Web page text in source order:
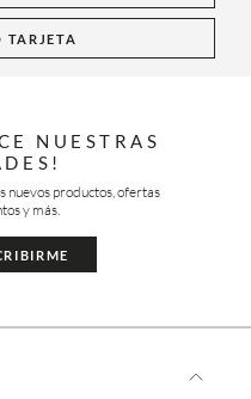
TARJETA
NUESTRAS
nuevos productos, ofertas
y más.